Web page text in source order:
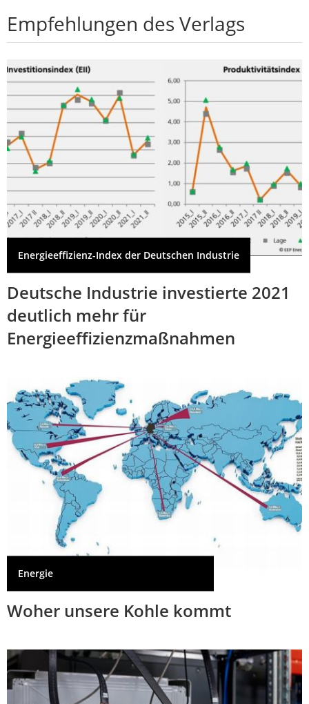
Empfehlungen des Verlags
Energieeffizienz-Index der Deutschen Industrie
Deutsche Industrie investierte 2021
deutlich mehr für
Energieeffizienzmaßnahmen
Energie
Woher unsere Kohle kommt